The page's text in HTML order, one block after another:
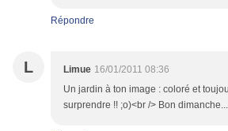
Répondre
L Limue 16/01/2011 08:36
Un jardin à ton image : coloré et
surprendre !! ;o)<br /> Bon dimanche...